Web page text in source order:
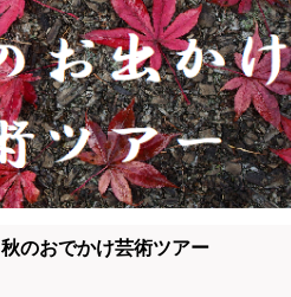
秋のおでかけ芸術ツアー